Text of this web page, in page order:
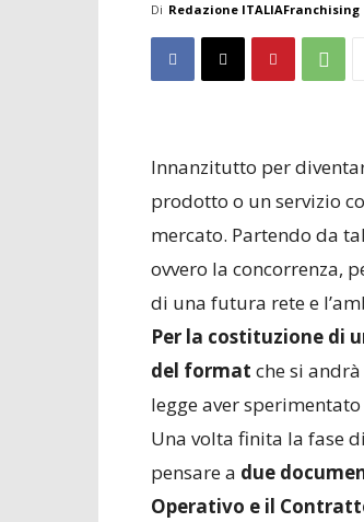
Di Redazione ITALIAFranchising
Innanzitutto per
prodotto o un servizio
mercato. Partendo da
ovvero la concorrenza,
di una futura rete e
Per la costituzione di
del format che si
legge aver
Una volta finita la fase
pensare a due
Operativo e il